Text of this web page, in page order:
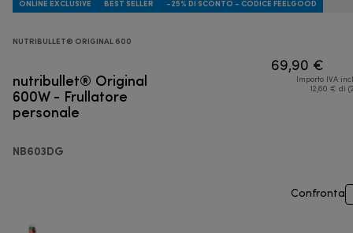
ONLINE EXCLUSIVE BEST SELLER -25% DI SCONTO - CODICE FEELGOOD
NUTRIBULLET® ORIGINAL 600
nutribullet® Original
600W - Frullatore
personale
NB603DG
69,90 €
Importo IVA
12,60 € di
Confronta